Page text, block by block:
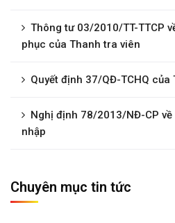
Thông tư 03/2010/TT-TTCP
phục của Thanh tra viên
Quyết định 37/QĐ-TCHQ của
Nghị định 78/2013/NĐ-CP
nhập
Chuyên mục tin tức